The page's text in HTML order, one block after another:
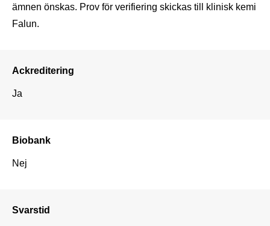
ämnen önskas. Prov för verifiering skickas till klinisk kemi
Falun.
Ackreditering
Ja
Biobank
Nej
Svarstid